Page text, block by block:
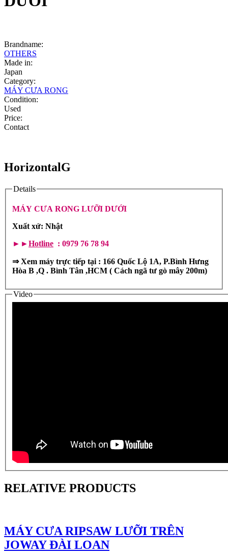
Brandname:
OTHERS
Made in:
Japan
Category:
MÁY CƯA RONG
Condition:
Used
Price:
Contact
HorizontalG
Details
MÁY CƯA RONG LƯỠI DƯỚI
Xuất xứ: Nhật
►►Hotline : 0979 76 78 94
⇒Xem máy trực tiếp tại : 166 Quốc Lộ 1A, P.Bình Hưng
Hòa B ,Q . Bình Tân ,HCM ( Cách ngã tư gò mây 200m)
Video
RELATIVE PRODUCTS
MÁY CƯA RIPSAW LƯỠI TRÊN
JOWAY ĐÀI LOAN